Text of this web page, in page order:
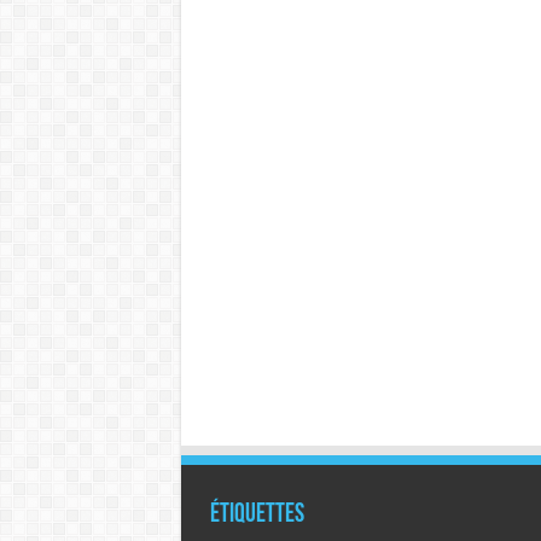
Étiquettes